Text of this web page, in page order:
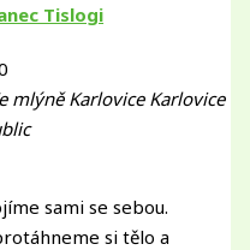
Tislogi
mlýně Karlovice Karlovice
sami se sebou.
si tělo a